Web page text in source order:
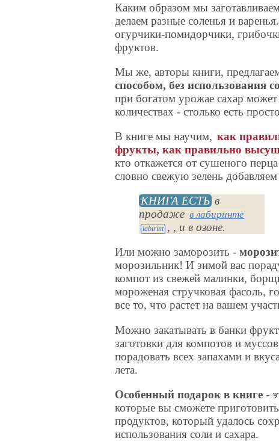
Каким образом мы
делаем разные соленья и
огурчики-помидорчики,
фруктов.
Мы же, авторы книги,
способом, без использования
при богатом урожае сахар
количествах - столько есть
В книге мы научим, как
фрукты, как правильно
кто откажется от сушеного
словно свежую зелень
КНИГА ЕСТЬ в
продаже в лабиринте
, , и в озоне.
Или можно заморозить -
морозильник! И зимой вас
компот из свежей малинки,
мороженая стручковая фасоль,
все то, что растет на вашем
Можно закатывать в банки
заготовки для компотов и
порадовать всех запахами и
лета.
Особенный подарок в книге -
которые вы сможете
продуктов, который удалось
использования соли и сахара.